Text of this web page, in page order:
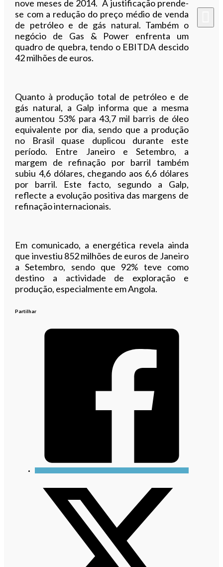
nove meses de 2014. A justificação prende-
se com a redução do preço médio de venda
de petróleo e de gás natural. Também o
negócio de Gas & Power enfrenta um
quadro de quebra, tendo o EBITDA descido
42 milhões de euros.
Quanto à produção total de petróleo e de
gás natural, a Galp informa que a mesma
aumentou 53% para 43,7 mil barris de óleo
equivalente por dia, sendo que a produção
no Brasil quase duplicou durante este
período. Entre Janeiro e Setembro, a
margem de refinação por barril também
subiu 4,6 dólares, chegando aos 6,6 dólares
por barril. Este facto, segundo a Galp,
reflecte a evolução positiva das margens de
refinação internacionais.
Em comunicado, a energética revela ainda
que investiu 852 milhões de euros de Janeiro
a Setembro, sendo que 92% teve como
destino a actividade de exploração e
produção, especialmente em Angola.
Partilhar